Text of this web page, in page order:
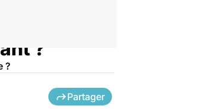
?
?
Partager